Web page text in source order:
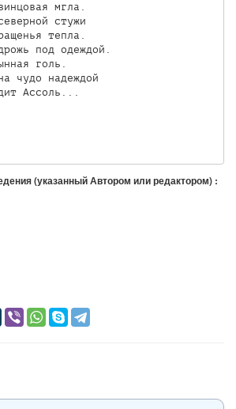
мгла.
стужи
тепла.
под одеждой.
голь.
чудо надеждой
Ассоль...
(указанный Автором или редактором) :